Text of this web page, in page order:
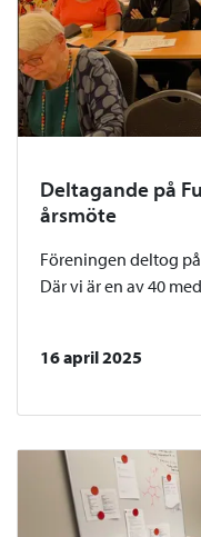
Deltagande på
årsmöte
Föreningen deltog
Där vi är en av 40
16 april 2025